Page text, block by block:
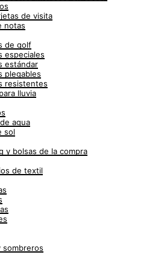
de visita
notas
de golf
especiales
estándar
plegables
resistentes
lluvia
agua
sol
y bolsas de la compra
de textil
sombreros